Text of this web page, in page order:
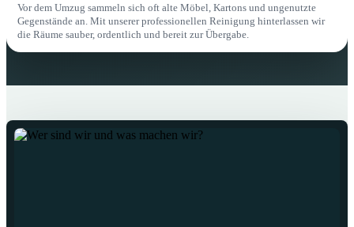
Vor dem Umzug sammeln sich oft alte Möbel, Kartons und ungenutzte
Gegenstände an. Mit unserer professionellen Reinigung hinterlassen wir
die Räume sauber, ordentlich und bereit zur Übergabe.